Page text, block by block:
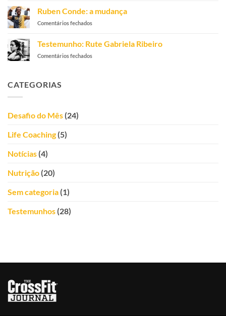
com
acredites
ti”
“Mudei
a
vida”
Ruben Conde: a mudança
Comentários fechadosem
a
mudança
Testemunho: Rute Gabriela Ribeiro
Comentários fechadosem
CATEGORIAS
Desafio do Mês (24)
Life Coaching (5)
Notícias (4)
Nutrição (20)
Sem categoria (1)
Testemunhos (28)